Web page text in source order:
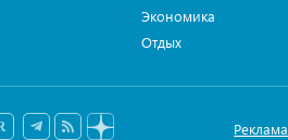
Экономика
Отдых
Реклама